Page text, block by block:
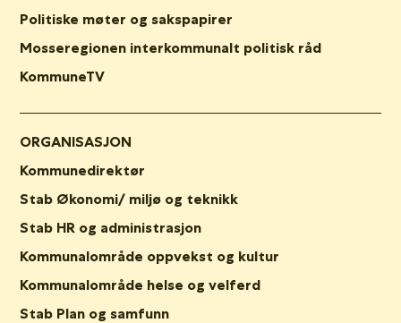
Politiske møter og sakspapirer
Mosseregionen interkommunalt politisk råd
KommuneTV
ORGANISASJON
Kommunedirektør
Stab Økonomi/ miljø og teknikk
Stab HR og administrasjon
Kommunalområde oppvekst og kultur
Kommunalområde helse og velferd
Stab Plan og samfunn